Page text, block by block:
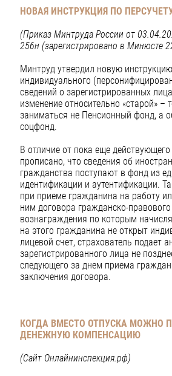
НОВАЯ ИНСТРУКЦИЯ ПО
(Приказ Минтруда России от
256н (зарегистрировано в Минюсте
Минтруд утвердил новую
индивидуального
сведений о зарегистрированных
изменение относительно «старой» –
заниматься не Пенсионный фонд, а
соцфонд.
В отличие от пока еще
прописано, что сведения об
гражданства поступают в фонд из
идентификации и аутентификации.
при приеме гражданина на работу
ним договора гражданско-правового
вознаграждения по которым
на этого гражданина не открыт
лицевой счет, страхователь подает
зарегистрированного лица не
следующего за днем приема
заключения договора.
КОГДА ВМЕСТО ОТПУСКА МОЖНО
ДЕНЕЖНУЮ КОМПЕНСАЦИЮ
(Сайт Онлайнинспекция.рф)